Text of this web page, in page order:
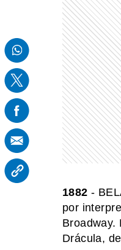
1882 -
por
Broadway.
Drácula,